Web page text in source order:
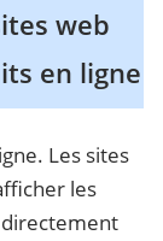
web
en ligne
Les sites
les